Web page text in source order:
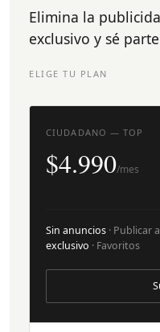
Elimina la
exclusivo y sé
ELIGE TU PLAN
CIUDADANO — TOP
$4.990/mes
Sin anuncios · Publicar
exclusivo · Favoritos